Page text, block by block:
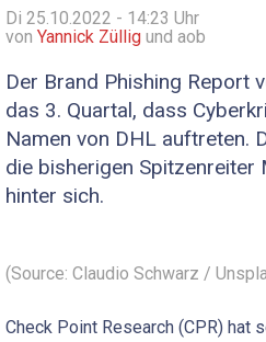
Di 25.10.2022 - 14:23 Uhr
von Yannick Züllig und aob
Der Brand Phishing Report
das 3. Quartal, dass
Namen von DHL auftreten.
die bisherigen
hinter sich.
(Source: Claudio Schwarz /
Check Point Research (CPR) hat